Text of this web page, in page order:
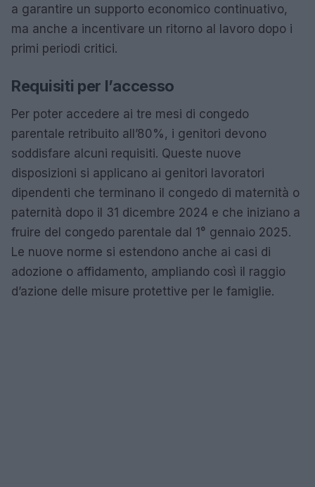
a garantire un supporto economico continuativo,
ma anche a incentivare un ritorno al lavoro dopo i
primi periodi critici.
Requisiti per l’accesso
Per poter accedere ai tre mesi di congedo
parentale retribuito all’80%, i genitori devono
soddisfare alcuni requisiti. Queste nuove
disposizioni si applicano ai genitori lavoratori
dipendenti che terminano il congedo di maternità o
paternità dopo il 31 dicembre 2024 e che iniziano a
fruire del congedo parentale dal 1° gennaio 2025.
Le nuove norme si estendono anche ai casi di
adozione o affidamento, ampliando così il raggio
d’azione delle misure protettive per le famiglie.